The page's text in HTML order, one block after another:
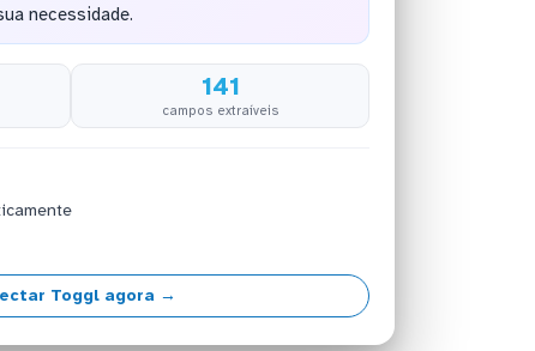
necessidade.
141
campos extraíveis
Toggl agora →